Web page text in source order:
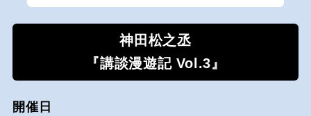
神田松之丞
『講談漫遊記 Vol.3』
開催日